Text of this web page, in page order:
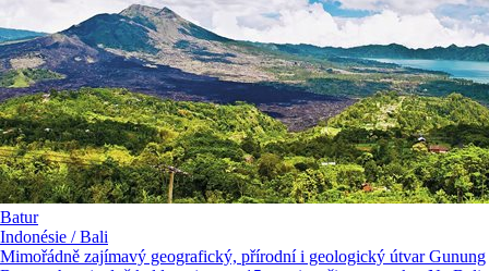
Batur
Indonésie / Bali
Mimořádně zajímavý geografický, přírodní i geologický útvar Gunung